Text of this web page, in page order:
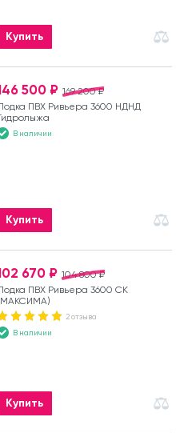
Купить
169 200 ₽
500 ₽
ПВХ Ривьера 3600 НДНД
В наличии
Купить
104 800 ₽
670 ₽
ПВХ Ривьера 3600 СК
2 отзыва
В наличии
Купить